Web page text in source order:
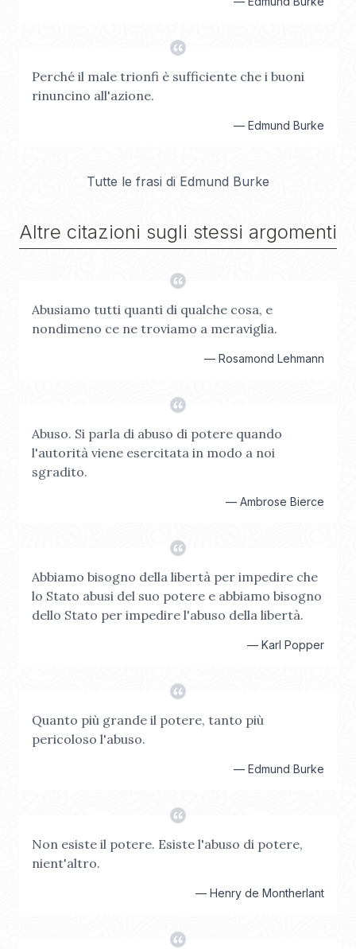
Perché il male trionfi è sufficiente che i buoni
rinuncino all'azione.
— Edmund Burke
Tutte le frasi di Edmund Burke
Altre citazioni sugli stessi argomenti
Abusiamo tutti quanti di qualche cosa, e
nondimeno ce ne troviamo a meraviglia.
— Rosamond Lehmann
Abuso. Si parla di abuso di potere quando
l'autorità viene esercitata in modo a noi
sgradito.
— Ambrose Bierce
Abbiamo bisogno della libertà per impedire che
lo Stato abusi del suo potere e abbiamo bisogno
dello Stato per impedire l'abuso della libertà.
— Karl Popper
Quanto più grande il potere, tanto più
pericoloso l'abuso.
— Edmund Burke
Non esiste il potere. Esiste l'abuso di potere,
nient'altro.
— Henry de Montherlant